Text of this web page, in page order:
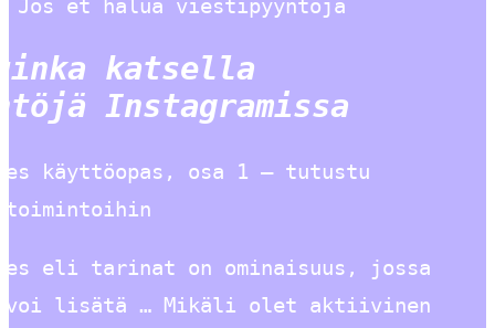
Jos et halua viestipyyntöjä
katsella
Instagramissa
käyttöopas, osa 1 – tutustu
eli tarinat on ominaisuus, jossa
voi lisätä … Mikäli olet aktiivinen